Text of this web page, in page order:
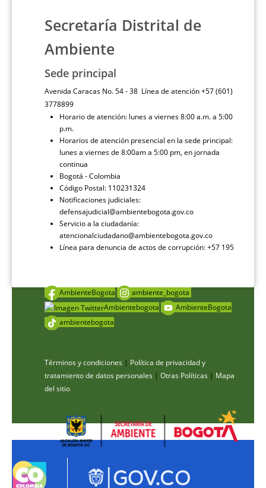
Secretaría Distrital de
Ambiente
Sede principal
Avenida Caracas No. 54 - 38 Línea de atención +57 (601)
3778899
Horario de atención: lunes a viernes 8:00 a.m. a 5:00
p.m.
Horarios de atención presencial en la sede principal:
lunes a viernes de 8:00am a 5:00 pm, en jornada
continua
Bogotá - Colombia
Código Postal: 110231324
Notificaciones judiciales:
defensajudicial@ambientebogota.gov.co
Servicio a la ciudadanía:
atencionalciudadano@ambientebogota.gov.co
Línea para denuncia de actos de corrupción: +57 195
AmbienteBogota
ambiente_bogota
Ambientebogota
AmbienteBogota
ambientebogota
Términos y condiciones | Política de privacidad y
tratamiento de datos personales | Otras Políticas | Mapa
del sitio